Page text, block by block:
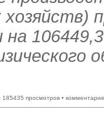
на
185435 просмотров •